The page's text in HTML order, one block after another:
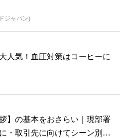
ジャパン)
人気！血圧対策はコーヒーに
】の基本をおさらい｜現部署
・取引先に向けてシーン別に